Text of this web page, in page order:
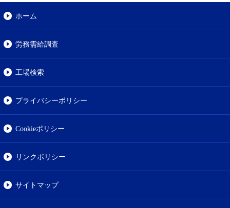
ホーム
労務需給調査
工場検索
プライバシーポリシー
Cookieポリシー
リンクポリシー
サイトマップ